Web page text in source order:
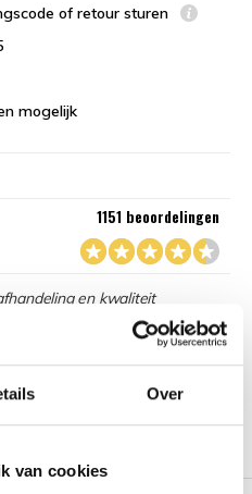
Over
van cookies
of retour sturen
mogelijk
1151 beoordelingen
en kwaliteit
varianten: